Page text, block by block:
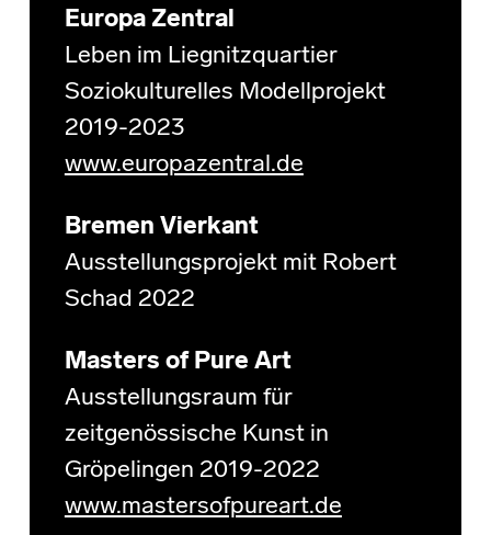
Europa Zentral
Leben im Liegnitzquartier
Soziokulturelles Modellprojekt
2019-2023
www.europazentral.de
Bremen Vierkant
Ausstellungsprojekt mit Robert
Schad 2022
Masters of Pure Art
Ausstellungsraum für
zeitgenössische Kunst in
Gröpelingen 2019-2022
www.mastersofpureart.de